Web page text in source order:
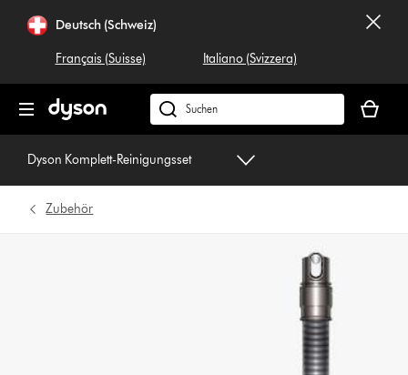
überspringenDeutsch (Schweiz)
Français (Suisse) Italiano (Svizzera)
Dyson.ch
durchsuchen
ist
Dyson Komplett-Reinigungsset
Zubehör